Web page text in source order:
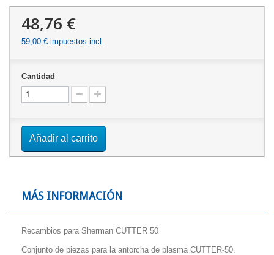
48,76 €
59,00 € impuestos incl.
Cantidad
Añadir al carrito
MÁS INFORMACIÓN
Recambios para Sherman CUTTER 50
Conjunto de piezas para la antorcha de plasma CUTTER-50.